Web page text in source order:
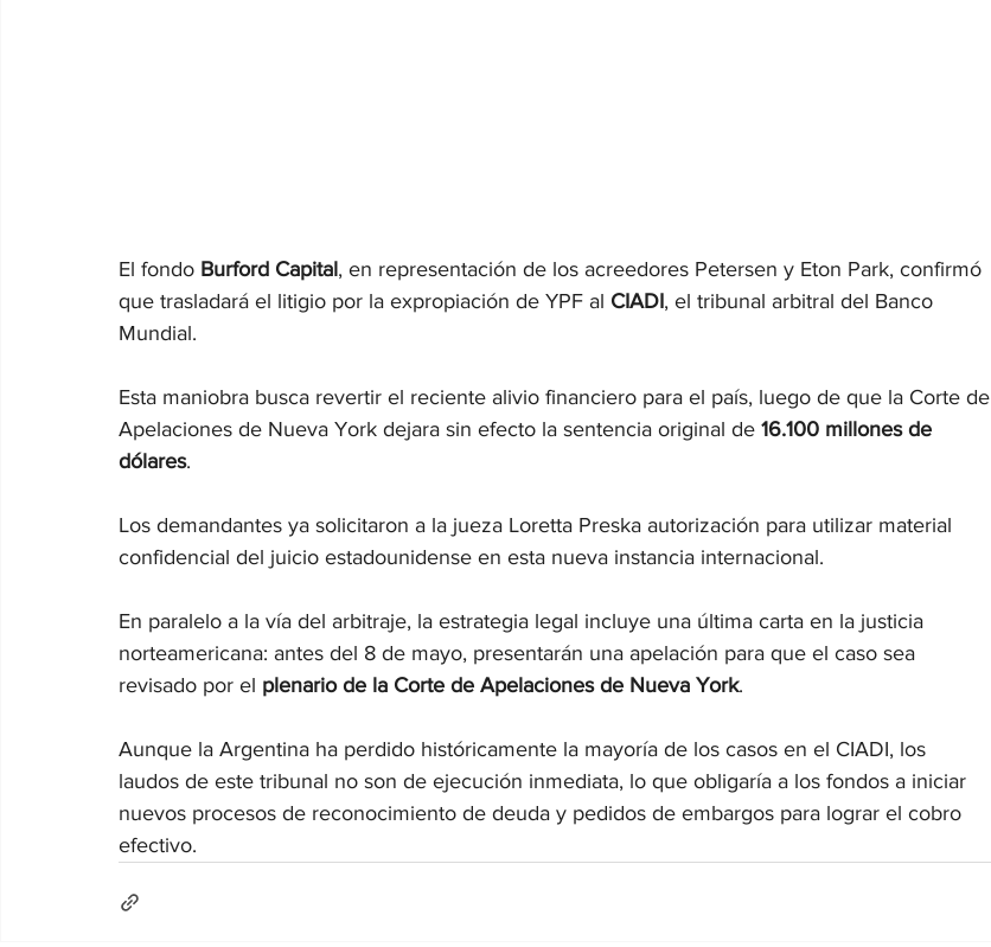
El fondo Burford Capital, en representación de los acreedores Petersen y Eton Park, confirmó
que trasladará el litigio por la expropiación de YPF al CIADI, el tribunal arbitral del Banco
Mundial.
Esta maniobra busca revertir el reciente alivio financiero para el país, luego de que la Corte de
Apelaciones de Nueva York dejara sin efecto la sentencia original de 16.100 millones de
dólares.
Los demandantes ya solicitaron a la jueza Loretta Preska autorización para utilizar material
confidencial del juicio estadounidense en esta nueva instancia internacional.
En paralelo a la vía del arbitraje, la estrategia legal incluye una última carta en la justicia
norteamericana: antes del 8 de mayo, presentarán una apelación para que el caso sea
revisado por el plenario de la Corte de Apelaciones de Nueva York.
Aunque la Argentina ha perdido históricamente la mayoría de los casos en el CIADI, los
laudos de este tribunal no son de ejecución inmediata, lo que obligaría a los fondos a iniciar
nuevos procesos de reconocimiento de deuda y pedidos de embargos para lograr el cobro
efectivo.